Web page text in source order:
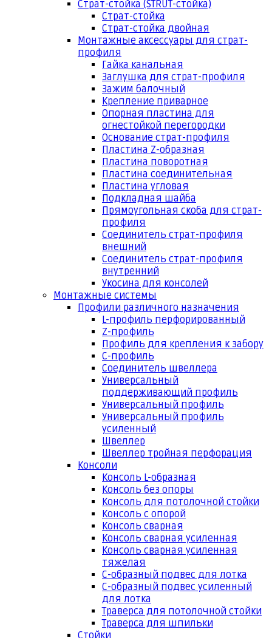
Страт-стойка (STRUT-стойка)
Страт-стойка
Страт-стойка двойная
Монтажные аксессуары для страт-
профиля
Гайка канальная
Заглушка для страт-профиля
Зажим балочный
Крепление приварное
Опорная пластина для
огнестойкой перегородки
Основание страт-профиля
Пластина Z-образная
Пластина поворотная
Пластина соединительная
Пластина угловая
Подкладная шайба
Прямоугольная скоба для страт-
профиля
Соединитель страт-профиля
внешний
Соединитель страт-профиля
внутренний
Укосина для консолей
Монтажные системы
Профили различного назначения
L-профиль перфорированный
Z-профиль
Профиль для крепления к забору
С-профиль
Соединитель швеллера
Универсальный
поддерживающий профиль
Универсальный профиль
Универсальный профиль
усиленный
Швеллер
Швеллер тройная перфорация
Консоли
Консоль L-образная
Консоль без опоры
Консоль для потолочной стойки
Консоль с опорой
Консоль сварная
Консоль сварная усиленная
Консоль сварная усиленная
тяжелая
С-образный подвес для лотка
С-образный подвес усиленный
для лотка
Траверса для потолочной стойки
Траверса для шпильки
Стойки